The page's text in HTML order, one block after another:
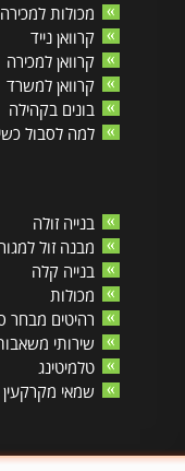
מכולות למכירה
קרוואן נייד
קרוואן למכירה
קרוואן למשרד
בונים בקהילה
למה לסבול
בנייה זולה
מבנה זול
בנייה קלה
מכולות
רהיטים מבחר
שירותי
טלמיטינג
שמאי